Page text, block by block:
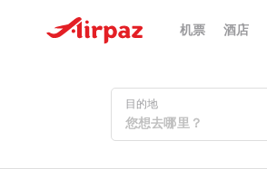
机票 酒店
目的地